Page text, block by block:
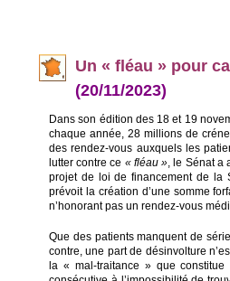
Un « fléau » pour
(20/11/2023)
Dans son édition des 18 et 19
chaque année, 28 millions de
des rendez-vous auxquels les
lutter contre ce « fléau », le Sénat a
projet de loi de financement de la
prévoit la création d’une somme
n’honorant pas un rendez-vous
Que des patients manquent de
contre, une part de désinvolture
la « mal-traitance » que